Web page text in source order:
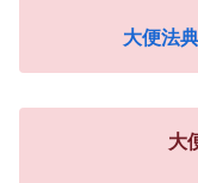
大便法
大